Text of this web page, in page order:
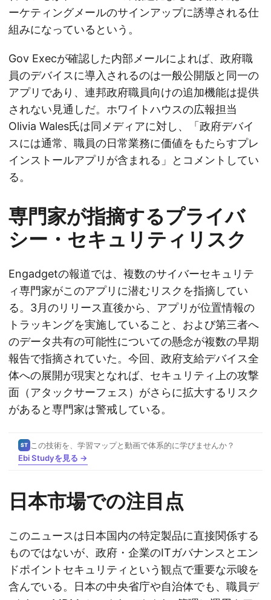
ーケティングメールのサインアップに誘導される仕
組みになっているという。
Gov Execが確認した内部メールによれば、政府職
員のデバイスに導入されるのは一般公開版と同一の
アプリであり、連邦政府職員向けの追加機能は提供
されない見通しだ。ホワイトハウスの広報担当
Olivia Wales氏は同メディアに対し、「政府デバイ
スには通常、職員の日常業務に価値をもたらすプレ
インストールアプリが含まれる」とコメントしてい
る。
専門家が指摘するプライバ
シー・セキュリティリスク
Engadgetの報道では、複数のサイバーセキュリテ
ィ専門家がこのアプリに潜むリスクを指摘してい
る。3月のリリース直後から、アプリが位置情報の
トラッキングを実施していること、および第三者へ
のデータ共有の可能性についての懸念が複数の早期
報告で指摘されていた。今回、政府支給デバイス全
体への展開が現実となれば、セキュリティ上の攻撃
面（アタックサーフェス）がさらに拡大するリスク
があると専門家は警戒している。
ST
この技術を、学習マップと動画で体系的に学びませんか？
Ebi Studyを見る →
日本市場での注目点
このニュースは日本国内の特定製品に直接関係する
ものではないが、政府・企業のITガバナンスとエン
ドポイントセキュリティという観点で重要な示唆を
含んでいる。日本の中央省庁や自治体でも、職員デ